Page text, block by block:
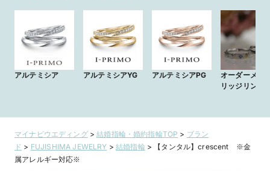
アルテミシア アルテミシアYG アルテミシアPG
オーダーメイ
リッジリング
マイナビウエディング>結婚指輪・婚約指輪TOP > ブラン
ド > FUJISHIMA JEWELRY >結婚指輪 >
【タンタル】crescent ※金
属アレルギー対応※